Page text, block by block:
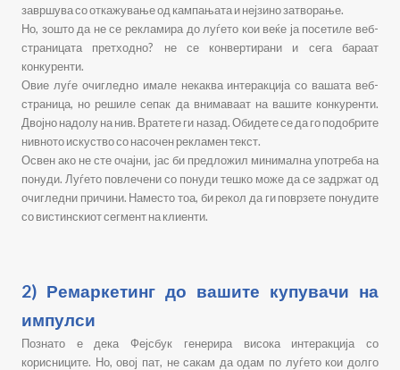
завршува со откажување од кампањата и нејзино затворање.
Но, зошто да не се рекламира до луѓето кои веќе ја посетиле веб-
страницата претходно? не се конвертирани и сега бараат
конкуренти.
Овие луѓе очигледно имале некаква интеракција со вашата веб-
страница, но решиле сепак да внимаваат на вашите конкуренти.
Двојно надолу на нив. Вратете ги назад. Обидете се да го подобрите
нивното искуство со насочен рекламен текст.
Освен ако не сте очајни, јас би предложил минимална употреба на
понуди. Луѓето повлечени со понуди тешко може да се задржат од
очигледни причини. Наместо тоа, би рекол да ги поврзете понудите
со вистинскиот сегмент на клиенти.
2) Ремаркетинг до вашите купувачи на
импулси
Познато е дека Фејсбук генерира висока интеракција со
корисниците. Но, овој пат, не сакам да одам по луѓето кои долго